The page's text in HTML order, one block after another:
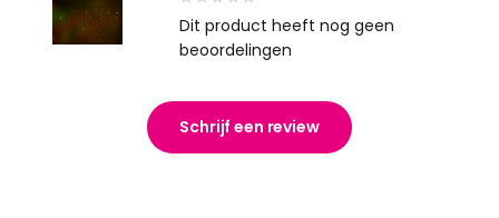
Dit product heeft nog geen
beoordelingen
Schrijf een review